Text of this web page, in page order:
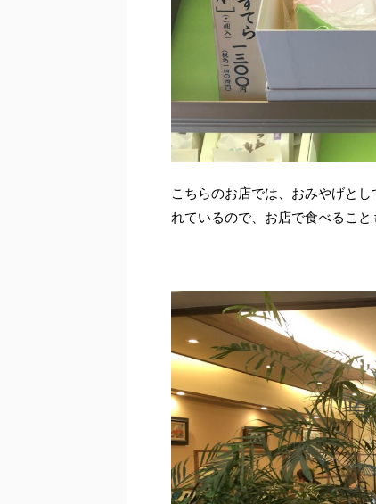
こちらのお店では、おみやげと
れているので、お店で食べること